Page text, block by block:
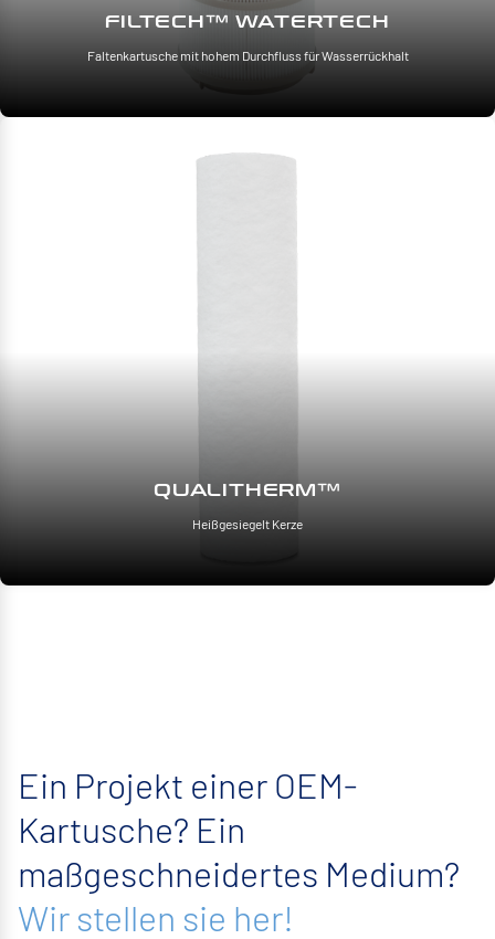
FILTECH™ WATERTECH
Faltenkartusche mit hohem Durchfluss für Wasserrückhalt
QUALITHERM™
Heißgesiegelt Kerze
Ein Projekt einer OEM-
Kartusche? Ein
maßgeschneidertes Medium?
Wir stellen sie her!